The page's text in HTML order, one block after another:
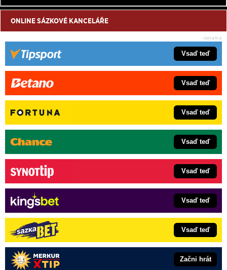
ONLINE SÁZKOVÉ KANCELÁŘE
Vsaď teď
Vsaď teď
Vsaď teď
Vsaď teď
Vsaď teď
Vsaď teď
Vsaď teď
Začni hrát